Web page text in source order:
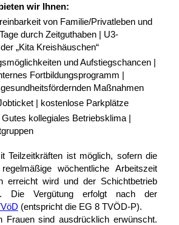
wir Ihnen:
von Familie/Privatleben und
durch Zeitguthaben | U3-
„Kita Kreishäuschen“
und Aufstiegschancen |
Fortbildungsprogramm |
Maßnahmen
| kostenlose Parkplätze
kollegiales Betriebsklima |
Teilzeitkräften ist möglich, sofern die
wöchentliche Arbeitszeit
erreicht wird und der Schichtbetrieb
Die Vergütung erfolgt nach der
(entspricht die EG 8 TVÖD-P).
Frauen sind ausdrücklich erwünscht.